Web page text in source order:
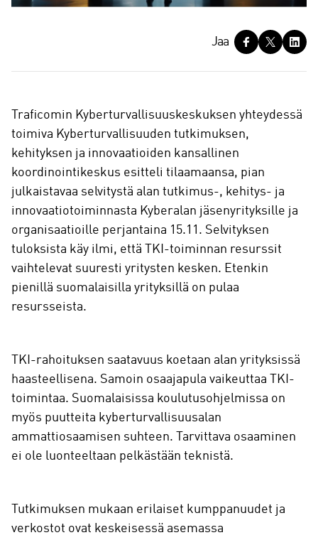
a
Jaa
Traficomin Kyberturvallisuuskeskuksen yhteydessä
toimiva Kyberturvallisuuden tutkimuksen,
kehityksen ja innovaatioiden kansallinen
koordinointikeskus esitteli tilaamaansa, pian
julkaistavaa selvitystä alan tutkimus-, kehitys- ja
innovaatiotoiminnasta Kyberalan jäsenyrityksille ja
organisaatioille perjantaina 15.11. Selvityksen
tuloksista käy ilmi, että TKI-toiminnan resurssit
vaihtelevat suuresti yritysten kesken. Etenkin
pienillä suomalaisilla yrityksillä on pulaa
resursseista.
TKI-rahoituksen saatavuus koetaan alan yrityksissä
haasteellisena. Samoin osaajapula vaikeuttaa TKI-
toimintaa. Suomalaisissa koulutusohjelmissa on
myös puutteita kyberturvallisuusalan
ammattiosaamisen suhteen. Tarvittava osaaminen
ei ole luonteeltaan pelkästään teknistä.
Tutkimuksen mukaan erilaiset kumppanuudet ja
verkostot ovat keskeisessä asemassa